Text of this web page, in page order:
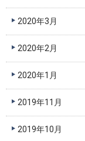
2020年3月
2020年2月
2020年1月
2019年11月
2019年10月